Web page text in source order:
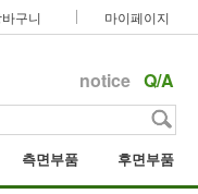
구니 마이페이지
notice Q/A
측면부품 후면부품